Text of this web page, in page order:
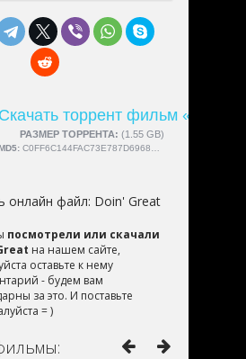
Скачать торрент фильм «Doin'
РАЗМЕР ТОРРЕНТА: (1.55 GB)
СКАЧАЛИ:4189
C0FF6C144FAC73E787D69683C06FAEF5
онлайн файл: Doin' Great
посмотрели или скачали
на нашем сайте,
оставьте к нему
- будем вам
за это. И поставьте
= )